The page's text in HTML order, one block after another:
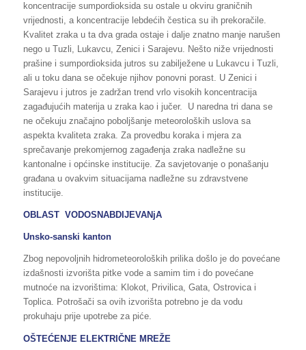
koncentracije sumpordioksida su ostale u okviru graničnih
vrijednosti, a koncentracije lebdećih čestica su ih prekoračile.
Kvalitet zraka u ta dva grada ostaje i dalje znatno manje narušen
nego u Tuzli, Lukavcu, Zenici i Sarajevu. Nešto niže vrijednosti
prašine i sumpordioksida jutros su zabilježene u Lukavcu i Tuzli,
ali u toku dana se očekuje njihov ponovni porast. U Zenici i
Sarajevu i jutros je zadržan trend vrlo visokih koncentracija
zagađujućih materija u zraka kao i jučer. U naredna tri dana se
ne očekuju značajno poboljšanje meteoroloških uslova sa
aspekta kvaliteta zraka. Za provedbu koraka i mjera za
sprečavanje prekomjernog zagađenja zraka nadležne su
kantonalne i općinske institucije. Za savjetovanje o ponašanju
građana u ovakvim situacijama nadležne su zdravstvene
institucije.
OBLAST VODOSNABDIJEVANjA
Unsko-sanski kanton
Zbog nepovoljnih hidrometeoroloških prilika došlo je do povećane
izdašnosti izvorišta pitke vode a samim tim i do povećane
mutnoće na izvorištima: Klokot, Privilica, Gata, Ostrovica i
Toplica. Potrošači sa ovih izvorišta potrebno je da vodu
prokuhaju prije upotrebe za piće.
OŠTEĆENJE ELEKTRIČNE MREŽE